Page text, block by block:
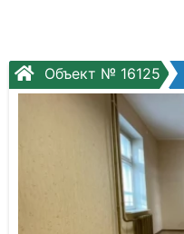
Объект № 16125